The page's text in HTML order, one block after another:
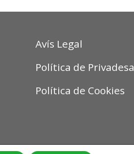
Avís Legal
Política de Privadesa
Política de Cookies